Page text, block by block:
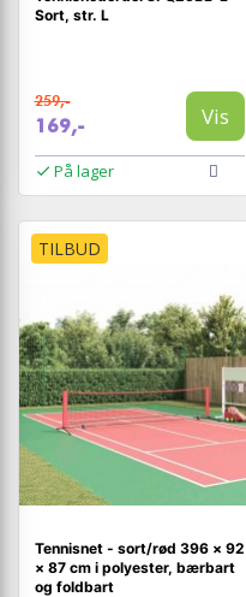
Sort, str. L
259,-
169,- Vis
På lager
TILBUD
Tennisnet - sort/rød 396 × 92
× 87 cm i polyester, bærbart
og foldbart